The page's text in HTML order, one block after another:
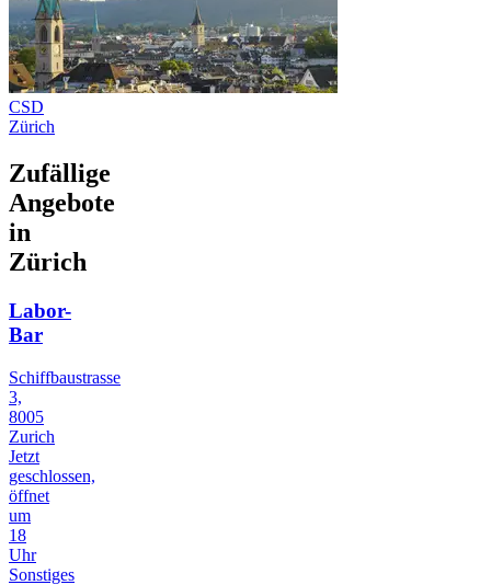
CSD
Zürich
Zufällige
Angebote
in
Zürich
Labor-
Bar
Schiffbaustrasse
3,
8005
Zurich
Jetzt
geschlossen,
öffnet
um
18
Uhr
Sonstiges